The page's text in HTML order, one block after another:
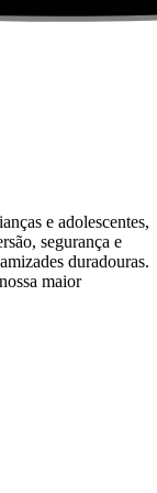
e adolescentes,
segurança e
duradouras.
maior